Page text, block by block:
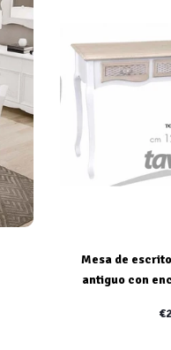
Mesa de
antiguo con